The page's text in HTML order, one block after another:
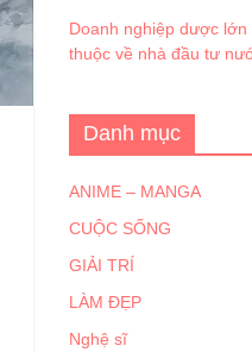
Doanh nghiệp dược lớn
thuộc về nhà đầu tư
Danh mục
ANIME – MANGA
CUỘC SỐNG
GIẢI TRÍ
LÀM ĐẸP
Nghệ sĩ